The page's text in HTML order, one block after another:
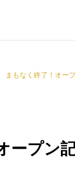
まもなく終了！オー
ープン